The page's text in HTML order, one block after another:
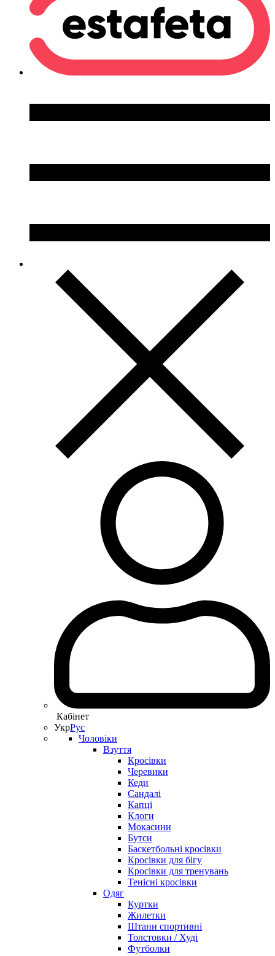
Кабінет
УкрРус
Чоловіки
Взуття
Кросівки
Черевики
Кеди
Сандалі
Капці
Клоги
Мокасини
Бутси
Баскетбольні кросівки
Кросівки для бігу
Кросівки для тренувань
Тенісні кросівки
Одяг
Куртки
Жилетки
Штани спортивні
Толстовки / Худі
Футболки